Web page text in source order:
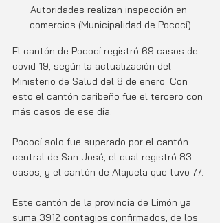
Autoridades realizan inspección en
comercios (Municipalidad de Pococí)
El cantón de Pococí registró 69 casos de
covid-19, según la actualización del
Ministerio de Salud del 8 de enero. Con
esto el cantón caribeño fue el tercero con
más casos de ese día.
Pococí solo fue superado por el cantón
central de San José, el cual registró 83
casos, y el cantón de Alajuela que tuvo 77.
Este cantón de la provincia de Limón ya
suma 3912 contagios confirmados, de los